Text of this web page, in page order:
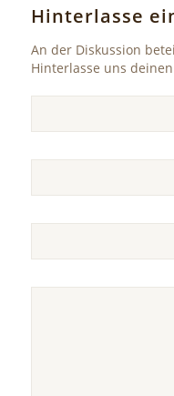
Hinterlasse
An der Diskussion
Hinterlasse uns